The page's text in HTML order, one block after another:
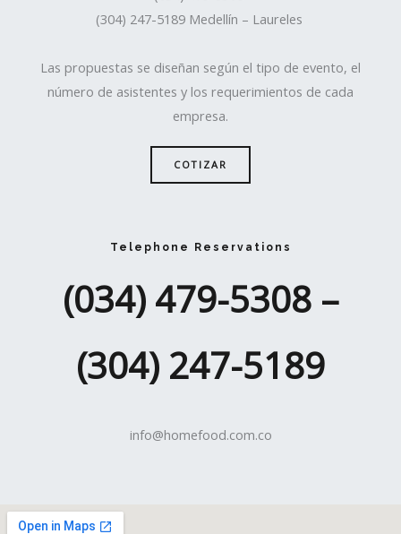
(304) 247-5189 Medellín – Laureles
Las propuestas se diseñan según el tipo de evento, el
número de asistentes y los requerimientos de cada
empresa.
COTIZAR
Telephone Reservations
(034) 479-5308​ –
(304) 247-5189
info@homefood.com.co​